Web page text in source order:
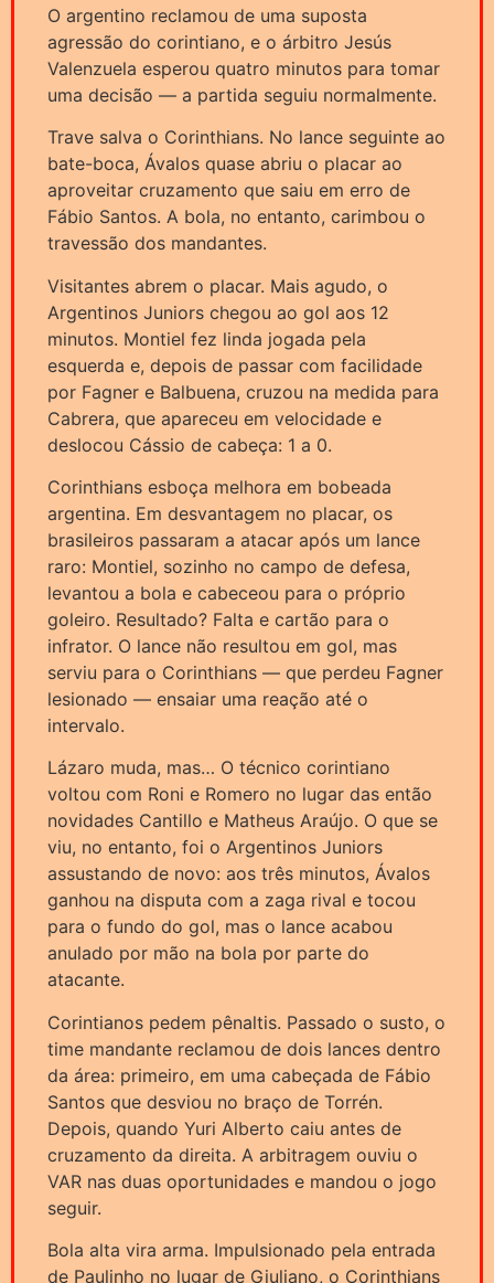
O argentino reclamou de uma suposta
agressão do corintiano, e o árbitro Jesús
Valenzuela esperou quatro minutos para tomar
uma decisão — a partida seguiu normalmente.
Trave salva o Corinthians. No lance seguinte ao
bate-boca, Ávalos quase abriu o placar ao
aproveitar cruzamento que saiu em erro de
Fábio Santos. A bola, no entanto, carimbou o
travessão dos mandantes.
Visitantes abrem o placar. Mais agudo, o
Argentinos Juniors chegou ao gol aos 12
minutos. Montiel fez linda jogada pela
esquerda e, depois de passar com facilidade
por Fagner e Balbuena, cruzou na medida para
Cabrera, que apareceu em velocidade e
deslocou Cássio de cabeça: 1 a 0.
Corinthians esboça melhora em bobeada
argentina. Em desvantagem no placar, os
brasileiros passaram a atacar após um lance
raro: Montiel, sozinho no campo de defesa,
levantou a bola e cabeceou para o próprio
goleiro. Resultado? Falta e cartão para o
infrator. O lance não resultou em gol, mas
serviu para o Corinthians — que perdeu Fagner
lesionado — ensaiar uma reação até o
intervalo.
Lázaro muda, mas… O técnico corintiano
voltou com Roni e Romero no lugar das então
novidades Cantillo e Matheus Araújo. O que se
viu, no entanto, foi o Argentinos Juniors
assustando de novo: aos três minutos, Ávalos
ganhou na disputa com a zaga rival e tocou
para o fundo do gol, mas o lance acabou
anulado por mão na bola por parte do
atacante.
Corintianos pedem pênaltis. Passado o susto, o
time mandante reclamou de dois lances dentro
da área: primeiro, em uma cabeçada de Fábio
Santos que desviou no braço de Torrén.
Depois, quando Yuri Alberto caiu antes de
cruzamento da direita. A arbitragem ouviu o
VAR nas duas oportunidades e mandou o jogo
seguir.
Bola alta vira arma. Impulsionado pela entrada
de Paulinho no lugar de Giuliano, o Corinthians